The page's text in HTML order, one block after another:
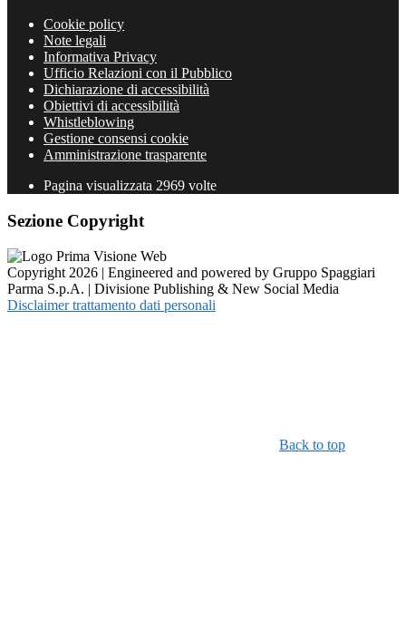
Cookie policy
Note legali
Informativa Privacy
Ufficio Relazioni con il Pubblico
Dichiarazione di accessibilità
Obiettivi di accessibilità
Whistleblowing
Gestione consensi cookie
Amministrazione trasparente
Pagina visualizzata 2969 volte
Sezione Copyright
Copyright 2026 | Engineered and powered by Gruppo Spaggiari
Parma S.p.A. | Divisione Publishing & New Social Media
Disclaimer trattamento dati personali
Back to top